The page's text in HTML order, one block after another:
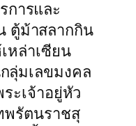
การและ
ตู้ม้าสลากกิน
หล่าเซียน
ลุ่มเลขมงคล
ะเจ้าอยู่หัว
พรัตนราชสุ